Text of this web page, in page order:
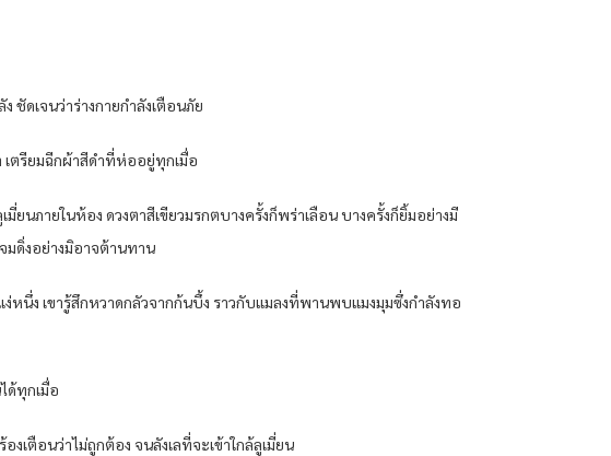
ดเจนว่าร่างกายกำลังเตือนภัย
ตรียมฉีกผ้าสีดำที่ห่ออยู่ทุกเมื่อ
ยนภายในห้อง ดวงตาสีเขียวมรกตบางครั้งก็พร่าเลือน บางครั้งก็ยิ้มอย่างมี
มดิ่งอย่างมิอาจต้านทาน
นึ่ง เขารู้สึกหวาดกลัวจากก้นบึ้ง ราวกับแมลงที่พานพบแมงมุมซึ่งกำลังทอ
ด้ทุกเมื่อ
เตือนว่าไม่ถูกต้อง จนลังเลที่จะเข้าใกล้ลูเมี่ยน